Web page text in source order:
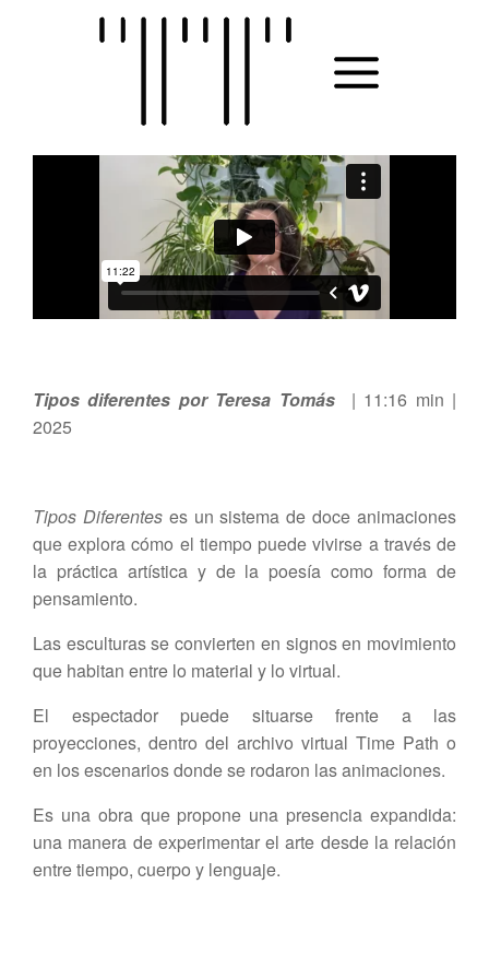
MAIN
MENU
Tipos diferentes por Teresa Tomás | 11:16 min |
2025
Tipos Diferenteses un sistema de doce animaciones
que explora cómo el tiempo puede vivirse a través de
la práctica artística y de la poesía como forma de
pensamiento.
Las esculturas se convierten en signos en movimiento
que habitan entre lo material y lo virtual.
El espectador puede situarse frente a las
proyecciones, dentro del archivo virtual Time Path o
en los escenarios donde se rodaron las animaciones.
Es una obra que propone una presencia expandida:
una manera de experimentar el arte desde la relación
entre tiempo, cuerpo y lenguaje.